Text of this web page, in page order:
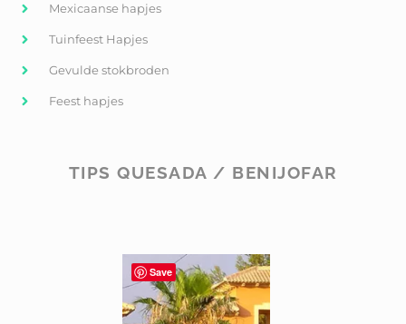
Mexicaanse hapjes
Tuinfeest Hapjes
Gevulde stokbroden
Feest hapjes
TIPS QUESADA / BENIJOFAR
Save